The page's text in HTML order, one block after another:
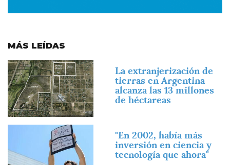
MÁS LEÍDAS
Imagen
La extranjerización de
tierras en Argentina
alcanza las 13 millones
de héctareas
"En 2002, había más
inversión en ciencia y
tecnología que ahora"